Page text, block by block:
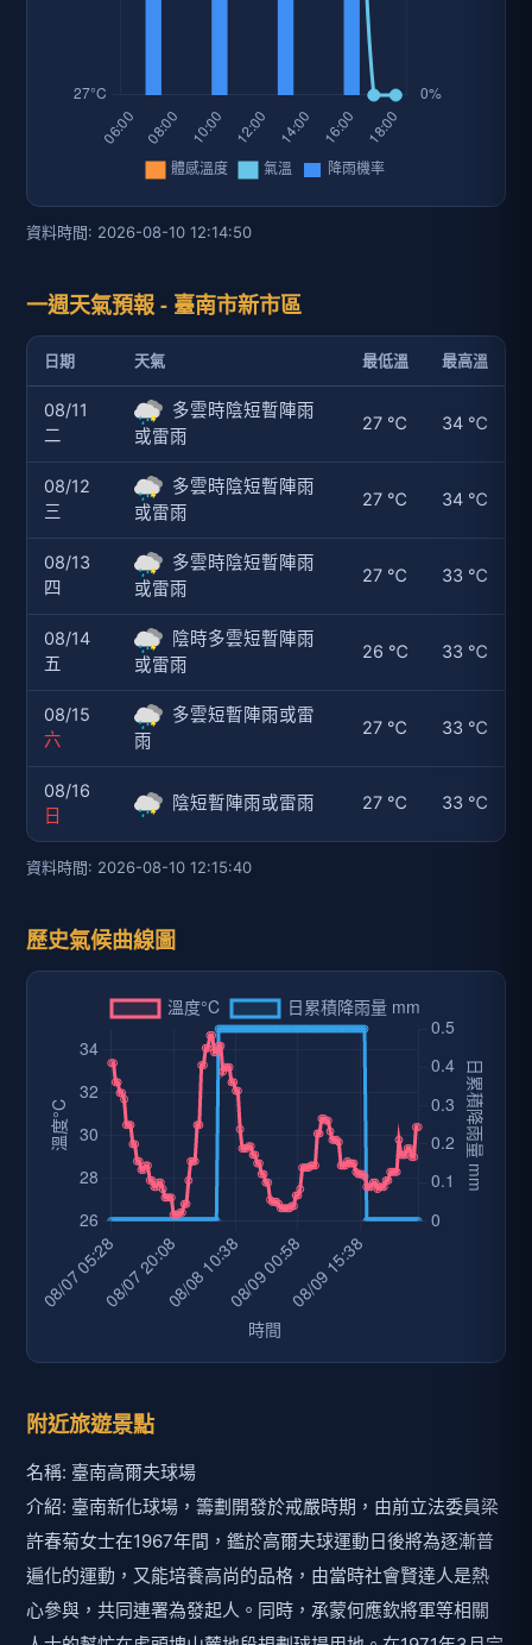
資料時間: 2026-08-10 12:14:50
一週天氣預報 - 臺南市新市區
日期 天氣 最低溫 最高溫
08/11
二
多雲時陰短暫陣雨
或雷雨
27 ℃ 34 ℃
08/12
三
多雲時陰短暫陣雨
或雷雨
27 ℃ 34 ℃
08/13
四
多雲時陰短暫陣雨
或雷雨
27 ℃ 33 ℃
08/14
五
陰時多雲短暫陣雨
或雷雨
26 ℃ 33 ℃
08/15
六
多雲短暫陣雨或雷
雨
27 ℃ 33 ℃
08/16
日
陰短暫陣雨或雷雨 27 ℃ 33 ℃
資料時間: 2026-08-10 12:15:40
歷史氣候曲線圖
附近旅遊景點
名稱: 臺南高爾夫球場
介紹: 臺南新化球場，籌劃開發於戒嚴時期，由前立法委員梁
許春菊女士在1967年間，鑑於高爾夫球運動日後將為逐漸普
遍化的運動，又能培養高尚的品格，由當時社會賢達人是熱
心參與，共同連署為發起人。同時，承蒙何應欽將軍等相關